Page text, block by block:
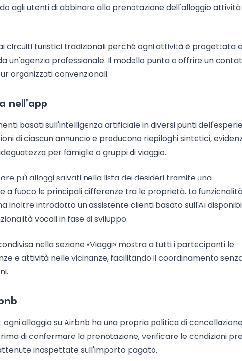
agli utenti di abbinare alla prenotazione dell'alloggio attività
circuiti turistici tradizionali perché ogni attività è progettata e
un'agenzia professionale. Il modello punta a offrire un
organizzati convenzionali.
nell'app
basati sull'intelligenza artificiale in diversi punti
di ciascun annuncio e producono riepiloghi sintetici,
per famiglie o gruppi di viaggio.
più alloggi salvati nella lista dei desideri tramite una
a fuoco le principali differenze tra le proprietà. La
inoltre introdotto un assistente clienti basato sull'AI
vocali in fase di sviluppo.
nella sezione «Viaggi» mostra a tutti i partecipanti le
e attività nelle vicinanze, facilitando il coordinamento
: ogni alloggio su Airbnb ha una propria politica di
di confermare la prenotazione, verificare le condizioni
inaspettate sull'importo pagato.